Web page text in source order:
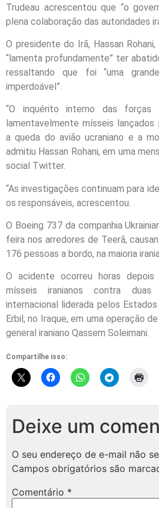
Trudeau acrescentou que “o
plena colaboração das autoridades
O presidente do Irã, Hassan Rohani,
“lamenta profundamente” ter
ressaltando que foi “uma
imperdoável”.
“O inquérito interno das forças
lamentavelmente mísseis lançados
a queda do avião ucraniano e a
admitiu Hassan Rohani, em uma
social Twitter.
“As investigações continuam para
os responsáveis, acrescentou.
O Boeing 737 da companhia
feira nos arredores de Teerã,
176 pessoas a bordo, na maioria
O acidente ocorreu horas
mísseis iranianos contra
internacional liderada pelos
Erbil, no Iraque, em uma operação
general iraniano Qassem Soleimani.
Compartilhe isso:
Deixe um
O seu endereço de e-mail não
Campos obrigatórios são
Comentário *